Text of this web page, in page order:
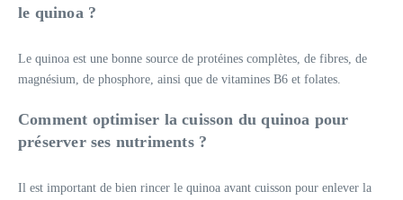
le quinoa ?
Le quinoa est une bonne source de protéines complètes, de fibres, de
magnésium, de phosphore, ainsi que de vitamines B6 et folates.
Comment optimiser la cuisson du quinoa pour
préserver ses nutriments ?
Il est important de bien rincer le quinoa avant cuisson pour enlever la